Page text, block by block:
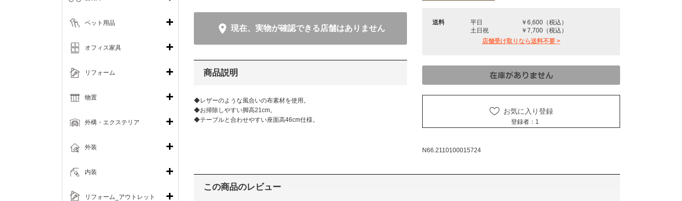
現在、実物が確認できる店舗はありません
商品説明
◆レザーのような風合いの布素材を使用。
◆お掃除しやすい脚高21cm。
◆テーブルと合わせやすい座面高46cm仕様。
送料 平日
￥6,600（税込）
土日祝
￥7,700（税込）
店舗受け取りなら送料不要 >
お気に入り登録
登録者： 1
N66.2110100015724
この商品のレビュー
ペット用品
オフィス家具
リフォーム
リフォーム_アウトレット
物置
外構・エクステリア
外装
内装